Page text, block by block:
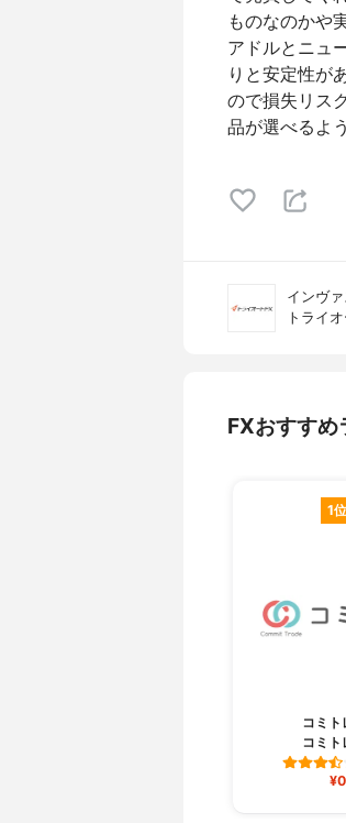
ものなのかや
アドルとニュ
りと安定性が
ので損失リス
品が選べるよ
インヴ
トライ
FXおすすめ
1位
コミト
コミト
¥0